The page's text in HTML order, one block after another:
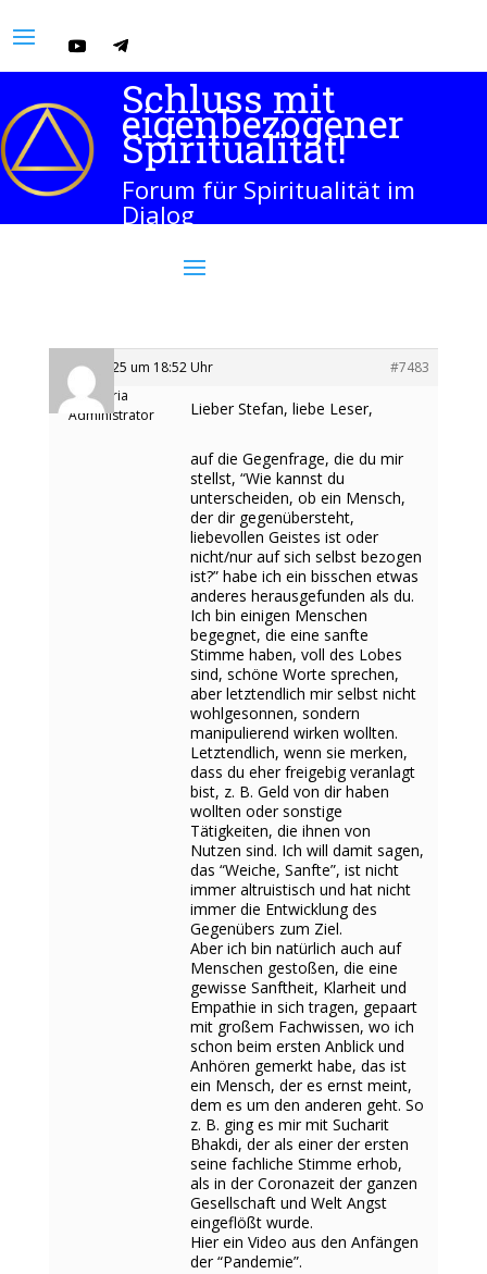
Schluss mit
eigenbezogener
Spiritualität!
Forum für Spiritualität im
Dialog
9. Mai 2025 um 18:52 Uhr
#7483
Maria
Administrator
Lieber Stefan, liebe Leser,
auf die Gegenfrage, die du mir
stellst, “Wie kannst du
unterscheiden, ob ein Mensch,
der dir gegenübersteht,
liebevollen Geistes ist oder
nicht/nur auf sich selbst bezogen
ist?” habe ich ein bisschen etwas
anderes herausgefunden als du.
Ich bin einigen Menschen
begegnet, die eine sanfte
Stimme haben, voll des Lobes
sind, schöne Worte sprechen,
aber letztendlich mir selbst nicht
wohlgesonnen, sondern
manipulierend wirken wollten.
Letztendlich, wenn sie merken,
dass du eher freigebig veranlagt
bist, z. B. Geld von dir haben
wollten oder sonstige
Tätigkeiten, die ihnen von
Nutzen sind. Ich will damit sagen,
das “Weiche, Sanfte”, ist nicht
immer altruistisch und hat nicht
immer die Entwicklung des
Gegenübers zum Ziel.
Aber ich bin natürlich auch auf
Menschen gestoßen, die eine
gewisse Sanftheit, Klarheit und
Empathie in sich tragen, gepaart
mit großem Fachwissen, wo ich
schon beim ersten Anblick und
Anhören gemerkt habe, das ist
ein Mensch, der es ernst meint,
dem es um den anderen geht. So
z. B. ging es mir mit Sucharit
Bhakdi, der als einer der ersten
seine fachliche Stimme erhob,
als in der Coronazeit der ganzen
Gesellschaft und Welt Angst
eingeflößt wurde.
Hier ein Video aus den Anfängen
der “Pandemie”.